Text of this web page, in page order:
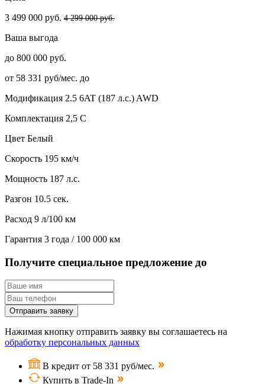
3 499 000 руб. 4 299 000 руб.
Ваша выгода
до 800 000 руб.
от 58 331 руб/мес. до
Модификация 2.5 6AT (187 л.с.) AWD
Комплектация 2,5 С
Цвет Белый
Скорость 195 км/ч
Мощность 187 л.с.
Разгон 10.5 сек.
Расход 9 л/100 км
Гарантия 3 года / 100 000 км
Получите специальное предложение до
Отправить заявку
Нажимая кнопку отправить заявку вы соглашаетесь на
обработку персональных данных
В кредит от 58 331 руб/мес.
Купить в Trade-In